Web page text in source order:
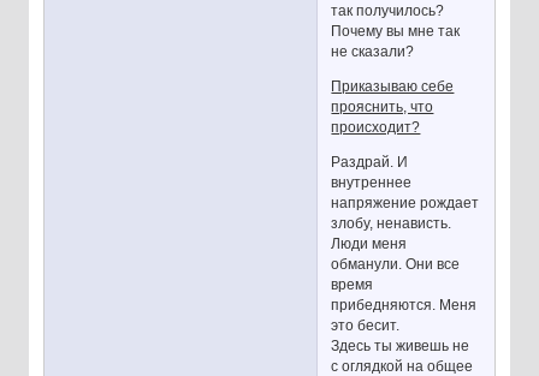
так получилось?
Почему вы мне так
не сказали?
Приказываю себе
прояснить, что
происходит?
Раздрай. И
внутреннее
напряжение рождает
злобу, ненависть.
Люди меня
обманули. Они все
время
прибедняются. Меня
это бесит.
Здесь ты живешь не
с оглядкой на общее